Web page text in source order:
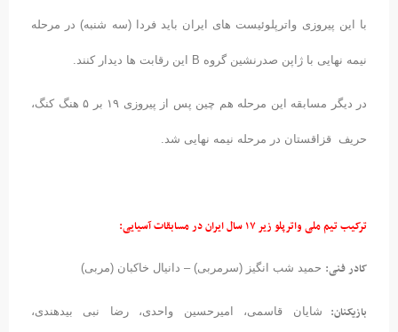
با این پیروزی واترپلوئیست های ایران باید فردا (سه شنبه) در مرحله
نیمه نهایی با ژاپن صدرنشین گروه B این رقابت ها دیدار کنند.
در دیگر مسابقه این مرحله هم چین پس از پیروزی ۱۹ بر ۵ هنگ کنگ،
حریف قزاقستان در مرحله نیمه نهایی شد.
ترکیب تیم ملی واترپلو زیر ۱۷ سال ایران در مسابقات آسیایی:
کادر فنی:حمید شب انگیز (سرمربی) – دانیال خاکبان (مربی)
بازیکنان: شایان قاسمی، امیرحسین واحدی، رضا نبی بیدهندی،